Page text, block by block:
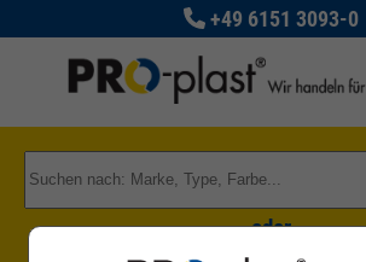
+49 6151 3093-0
oder